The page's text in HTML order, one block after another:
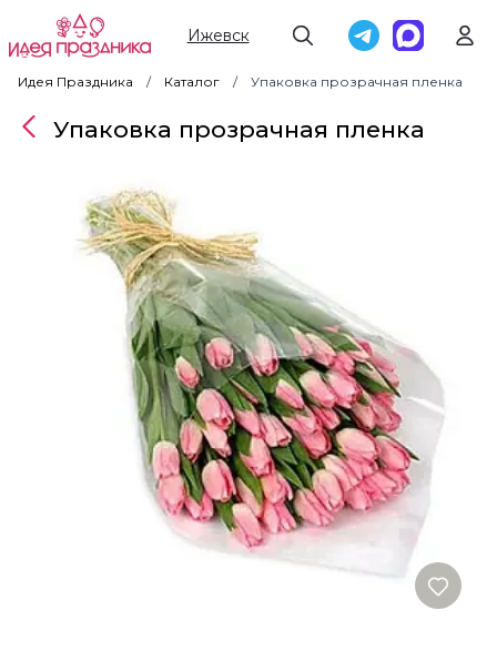
Ижевск
Идея Праздника Каталог Упаковка прозрачная пленка
Упаковка прозрачная пленка